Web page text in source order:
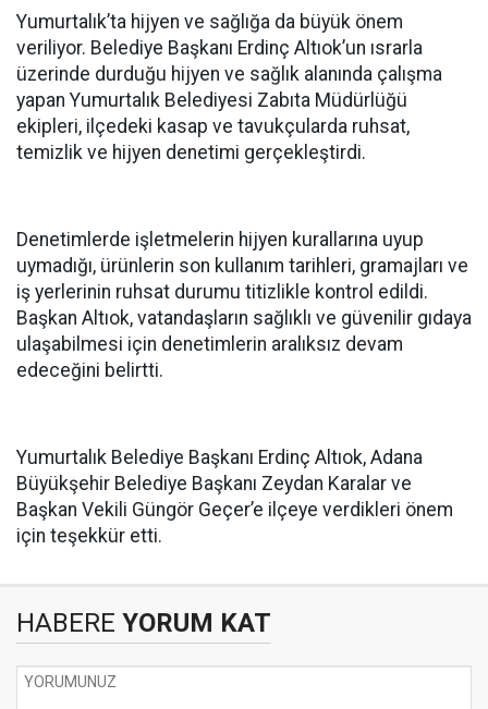
Yumurtalık’ta hijyen ve sağlığa da büyük önem
veriliyor. Belediye Başkanı Erdinç Altıok’un ısrarla
üzerinde durduğu hijyen ve sağlık alanında çalışma
yapan Yumurtalık Belediyesi Zabıta Müdürlüğü
ekipleri, ilçedeki kasap ve tavukçularda ruhsat,
temizlik ve hijyen denetimi gerçekleştirdi.
Denetimlerde işletmelerin hijyen kurallarına uyup
uymadığı, ürünlerin son kullanım tarihleri, gramajları ve
iş yerlerinin ruhsat durumu titizlikle kontrol edildi.
Başkan Altıok, vatandaşların sağlıklı ve güvenilir gıdaya
ulaşabilmesi için denetimlerin aralıksız devam
edeceğini belirtti.
Yumurtalık Belediye Başkanı Erdinç Altıok, Adana
Büyükşehir Belediye Başkanı Zeydan Karalar ve
Başkan Vekili Güngör Geçer’e ilçeye verdikleri önem
için teşekkür etti.
HABERE YORUM KAT